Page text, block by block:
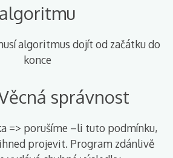
algoritmu
algoritmus dojít od začátku do
konce
správnost
=> porušíme –li tuto podmínku,
projevit. Program zdánlivě